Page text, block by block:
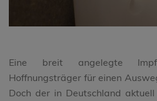
Eine breit angelegte
Hoffnungsträger für einen
Doch der in Deutschland